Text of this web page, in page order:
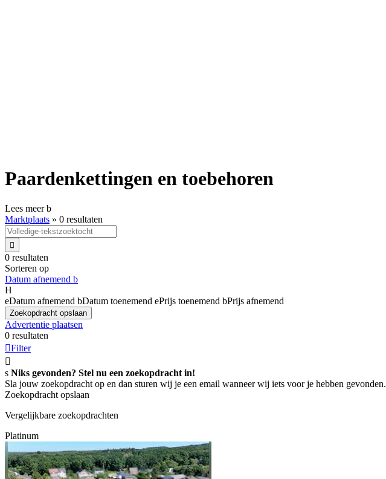
Paardenkettingen en toebehoren
Lees meerb
Marktplaats » 0 resultaten

0 resultaten
Sorteren op
Datum afnemend b
H
eDatum afnemend bDatum toenemend ePrijs toenemend bPrijs afnemend
Zoekopdracht opslaan
Advertentie plaatsen
0 resultaten
Filter

s Niks gevonden? Stel nu een zoekopdracht in!
Sla jouw zoekopdracht op en dan sturen wij je een email wanneer wij iets voor je hebben gevonden.
Zoekopdracht opslaan
Vergelijkbare zoekopdrachten
Platinum